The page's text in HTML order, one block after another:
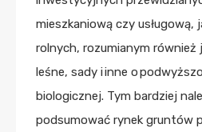
mieszkaniową czy usługową,
rolnych, rozumianym również
leśne, sady i inne o
biologicznej. Tym bardziej
podsumować rynek gruntów